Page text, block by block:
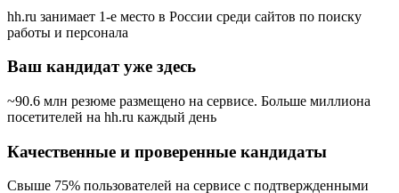
hh.ru занимает 1-е место в России среди сайтов по поиску
работы и персонала
Ваш кандидат уже здесь
~90.6 млн резюме размещено на сервисе. Больше миллиона
посетителей на hh.ru каждый день
Качественные и проверенные кандидаты
Свыше 75% пользователей на сервисе с подтвержденными